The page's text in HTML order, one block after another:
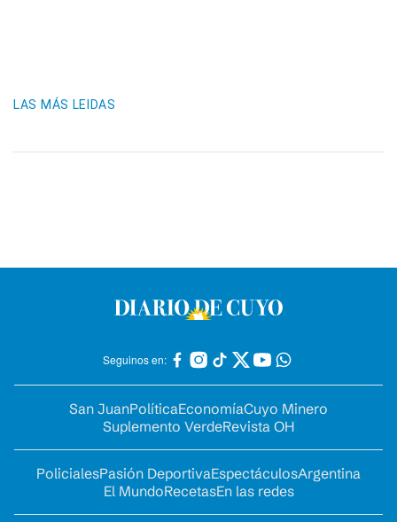
LAS MÁS LEIDAS
Seguinos en:
San JuanPolíticaEconomíaCuyo Minero
Suplemento VerdeRevista OH
PolicialesPasión DeportivaEspectáculosArgentina
El MundoRecetasEn las redes